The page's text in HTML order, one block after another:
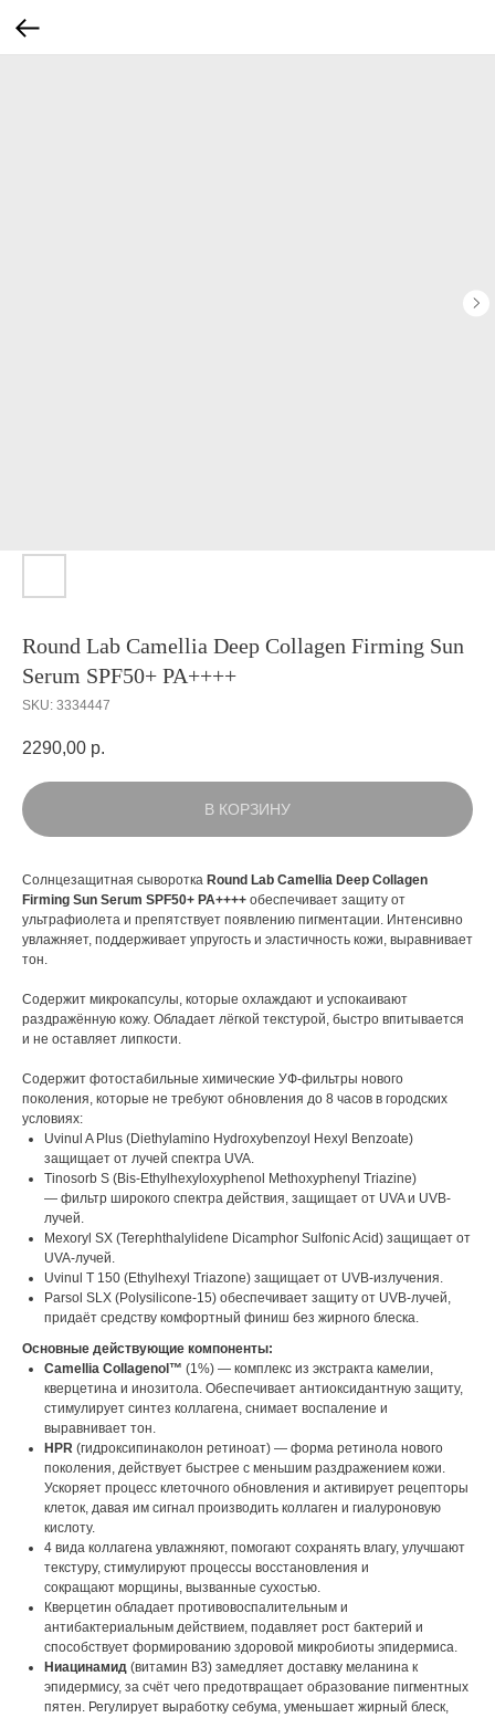
Round Lab Camellia Deep Collagen Firming Sun
Serum SPF50+ PA++++
SKU: 3334447
2290,00 р.
В КОРЗИНУ
Солнцезащитная сыворотка Round Lab Camellia Deep Collagen
Firming Sun Serum SPF50+ PA++++ обеспечивает защиту от
ультрафиолета и препятствует появлению пигментации. Интенсивно
увлажняет, поддерживает упругость и эластичность кожи, выравнивает
тон.
Содержит микрокапсулы, которые охлаждают и успокаивают
раздражённую кожу. Обладает лёгкой текстурой, быстро впитывается
и не оставляет липкости.
Содержит фотостабильные химические УФ-фильтры нового
поколения, которые не требуют обновления до 8 часов в городских
условиях:
Uvinul A Plus (Diethylamino Hydroxybenzoyl Hexyl Benzoate)
защищает от лучей спектра UVA.
Tinosorb S (Bis-Ethylhexyloxyphenol Methoxyphenyl Triazine)
— фильтр широкого спектра действия, защищает от UVA и UVB-
лучей.
Mexoryl SX (Terephthalylidene Dicamphor Sulfonic Acid) защищает от
UVA-лучей.
Uvinul T 150 (Ethylhexyl Triazone) защищает от UVB-излучения.
Parsol SLX (Polysilicone-15) обеспечивает защиту от UVB-лучей,
придаёт средству комфортный финиш без жирного блеска.
Основные действующие компоненты:
Camellia Collagenol™ (1%) — комплекс из экстракта камелии,
кверцетина и инозитола. Обеспечивает антиоксидантную защиту,
стимулирует синтез коллагена, снимает воспаление и
выравнивает тон.
HPR (гидроксипинаколон ретиноат) — форма ретинола нового
поколения, действует быстрее с меньшим раздражением кожи.
Ускоряет процесс клеточного обновления и активирует рецепторы
клеток, давая им сигнал производить коллаген и гиалуроновую
кислоту.
4 вида коллагена увлажняют, помогают сохранять влагу, улучшают
текстуру, стимулируют процессы восстановления и
сокращают морщины, вызванные сухостью.
Кверцетин обладает противовоспалительным и
антибактериальным действием, подавляет рост бактерий и
способствует формированию здоровой микробиоты эпидермиса.
Ниацинамид (витамин B3) замедляет доставку меланина к
эпидермису, за счёт чего предотвращает образование пигментных
пятен. Регулирует выработку себума, уменьшает жирный блеск,